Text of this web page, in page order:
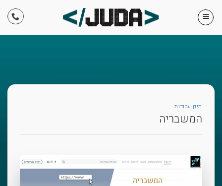
תיק עבודות
המשבריה